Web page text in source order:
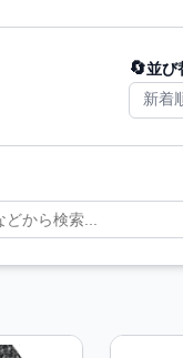
🔄並び
新着